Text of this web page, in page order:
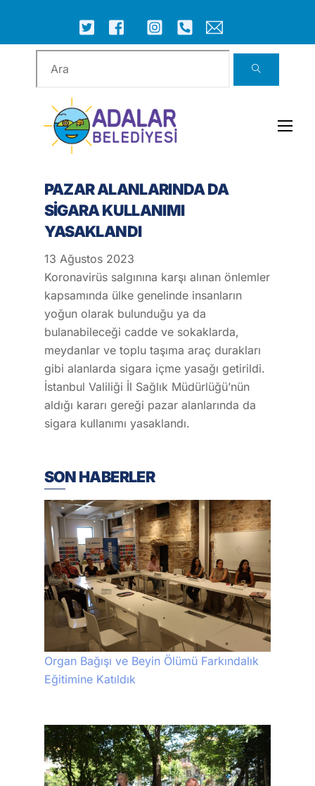
content
ICON
LABEL
ICON
LABEL
ICON
ICON
LABEL
ICON
LABEL
ICON
LABEL
PAZAR ALANLARINDA DA
SİGARA KULLANIMI
YASAKLANDI
13 Ağustos 2023
Koronavirüs salgınına karşı alınan önlemler
kapsamında ülke genelinde insanların
yoğun olarak bulunduğu ya da
bulanabileceği cadde ve sokaklarda,
meydanlar ve toplu taşıma araç durakları
gibi alanlarda sigara içme yasağı getirildi.
İstanbul Valiliği İl Sağlık Müdürlüğü’nün
aldığı kararı gereği pazar alanlarında da
sigara kullanımı yasaklandı.
SON HABERLER
Organ Bağışı ve Beyin Ölümü Farkındalık
Eğitimine Katıldık